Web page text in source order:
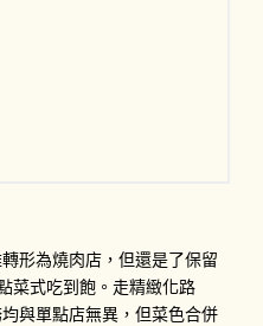
形為燒肉店，但還是了保留
菜式吃到飽。走精緻化路
與單點店無異，但菜色合併